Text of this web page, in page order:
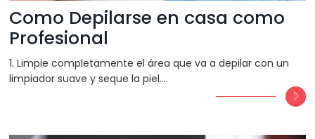
Como Depilarse en casa como
Profesional
1. Limpie completamente el área que va a depilar con un
limpiador suave y seque la piel.…